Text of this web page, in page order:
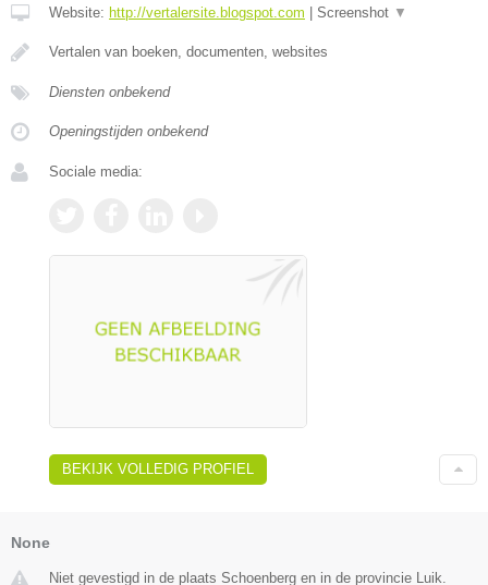
Website: http://vertalersite.blogspot.com Screenshot ▼
Vertalen van boeken, documenten, websites
Diensten onbekend
Openingstijden onbekend
Sociale media:
BEKIJK VOLLEDIG PROFIEL
None
Niet gevestigd in de plaats Schoenberg en in de provincie Luik.